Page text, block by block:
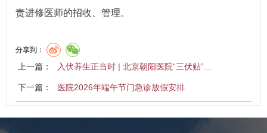
责进修医师的招收、管理。
分享到：
上一篇： 入伏养生正当时 | 北京朝阳医院“三伏贴”…
下一篇： 医院2026年端午节门急诊放假安排